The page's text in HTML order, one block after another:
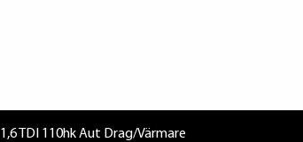
1,6 TDI 110hk Aut Drag/Värmare